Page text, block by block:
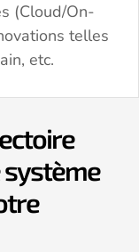
(Cloud/On-
telles
etc.